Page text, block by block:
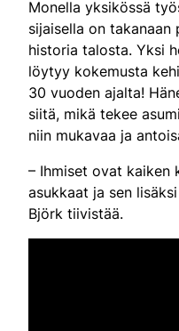
Monella yksikössä
sijaisella on
historia talosta. Yksi
löytyy kokemusta
30 vuoden ajalta!
siitä, mikä tekee
niin mukavaa ja
– Ihmiset ovat kaiken
asukkaat ja sen
Björk tiivistää.